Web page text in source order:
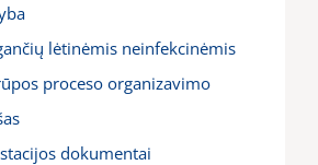
lėtinėmis neinfekcinėmis
proceso organizavimo
dokumentai